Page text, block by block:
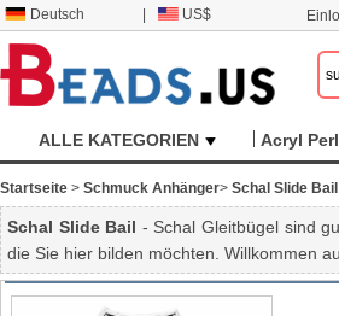
Deutsch US$
ALLE KATEGORIEN Acryl
Startseite > Schmuck Anhänger> Schal Slide Bail
Schal Slide Bail - Schal Gleitbügel sind
die Sie hier bilden möchten. Willkommen